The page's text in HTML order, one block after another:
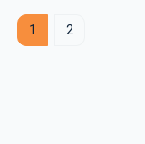
1 2